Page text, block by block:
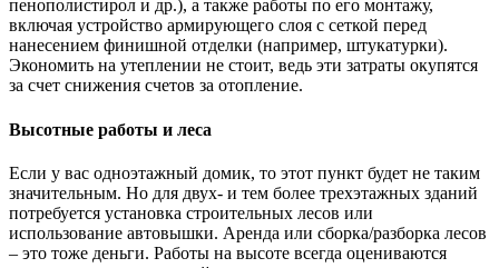
пенополистирол и др.), а также работы по его монтажу,
включая устройство армирующего слоя с сеткой перед
нанесением финишной отделки (например, штукатурки).
Экономить на утеплении не стоит, ведь эти затраты окупятся
за счет снижения счетов за отопление.
Высотные работы и леса
Если у вас одноэтажный домик, то этот пункт будет не таким
значительным. Но для двух- и тем более трехэтажных зданий
потребуется установка строительных лесов или
использование автовышки. Аренда или сборка/разборка лесов
– это тоже деньги. Работы на высоте всегда оцениваются